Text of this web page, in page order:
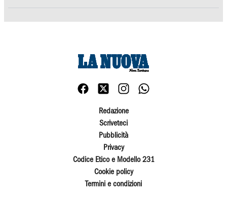
Redazione
Scriveteci
Pubblicità
Privacy
Codice Etico e Modello 231
Cookie policy
Termini e condizioni